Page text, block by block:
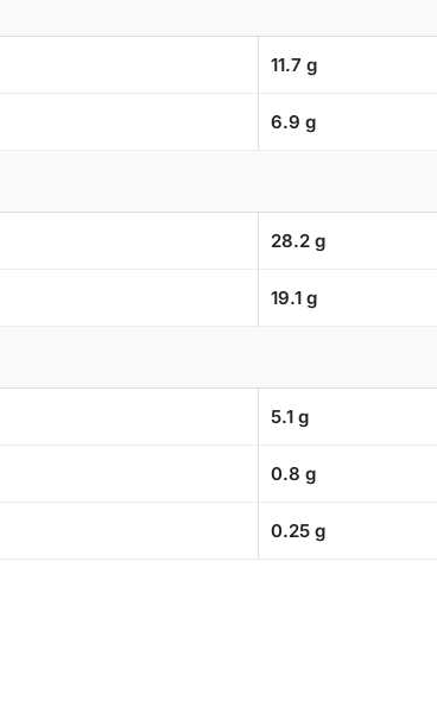
11.7 g
6.9 g
28.2 g
19.1 g
5.1 g
0.8 g
0.25 g